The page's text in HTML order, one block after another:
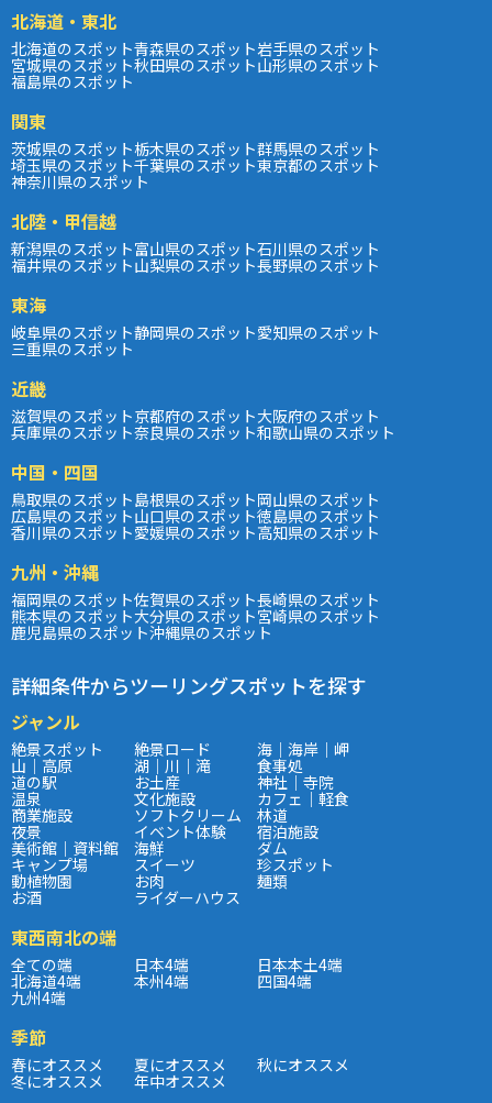
北海道・東北
北海道のスポット青森県のスポット岩手県のスポット
宮城県のスポット秋田県のスポット山形県のスポット
福島県のスポット
関東
茨城県のスポット栃木県のスポット群馬県のスポット
埼玉県のスポット千葉県のスポット東京都のスポット
神奈川県のスポット
北陸・甲信越
新潟県のスポット富山県のスポット石川県のスポット
福井県のスポット山梨県のスポット長野県のスポット
東海
岐阜県のスポット静岡県のスポット愛知県のスポット
三重県のスポット
近畿
滋賀県のスポット京都府のスポット大阪府のスポット
兵庫県のスポット奈良県のスポット和歌山県のスポット
中国・四国
鳥取県のスポット島根県のスポット岡山県のスポット
広島県のスポット山口県のスポット徳島県のスポット
香川県のスポット愛媛県のスポット高知県のスポット
九州・沖縄
福岡県のスポット佐賀県のスポット長崎県のスポット
熊本県のスポット大分県のスポット宮崎県のスポット
鹿児島県のスポット沖縄県のスポット
詳細条件からツーリングスポットを探す
ジャンル
絶景スポット 絶景ロード 海｜海岸｜岬
山｜高原 湖｜川｜滝 食事処
道の駅 お土産 神社｜寺院
温泉 文化施設 カフェ｜軽食
商業施設 ソフトクリーム 林道
夜景 イベント体験 宿泊施設
美術館｜資料館 海鮮 ダム
キャンプ場 スイーツ 珍スポット
動植物園 お肉 麺類
お酒 ライダーハウス
東西南北の端
全ての端 日本4端 日本本土4端
北海道4端 本州4端 四国4端
九州4端
季節
春にオススメ 夏にオススメ 秋にオススメ
冬にオススメ 年中オススメ